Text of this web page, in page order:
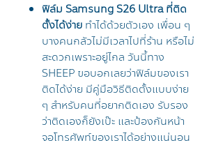
ฟิล์ม Samsung S26 Ultra ที่ติด
ตั้งได้ง่าย ทำได้ด้วยตัวเอง เพื่อน ๆ
บางคนกลัวไม่มีเวลาไปที่ร้าน หรือไม่
สะดวกเพราะอยู่ไกล วันนี้ทาง
SHEEP ขอบอกเลยว่าฟิล์มของเรา
ติดได้ง่าย มีคู่มือวิธีติดตั้งแบบง่าย
ๆ สำหรับคนที่อยากติดเอง รับรอง
ว่าติดเองก็ยังเป๊ะ และป้องกันหน้า
จอโทรศัพท์ของเราได้อย่างแน่นอน